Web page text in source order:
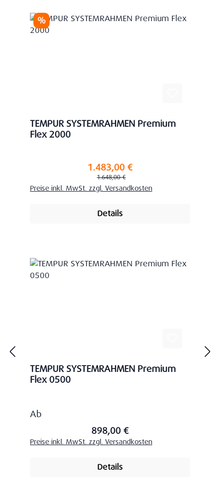
Rabatt
%
TEMPUR SYSTEMRAHMEN Premium
Flex 2000
Verkaufspreis:1.483,00 €
Regulärer Preis:
1.648,00 €
Preise inkl. MwSt. zzgl. Versandkosten
Details
TEMPUR SYSTEMRAHMEN Premium
Flex 0500
Regulärer Preis:
Ab
898,00 €
Preise inkl. MwSt. zzgl. Versandkosten
Details